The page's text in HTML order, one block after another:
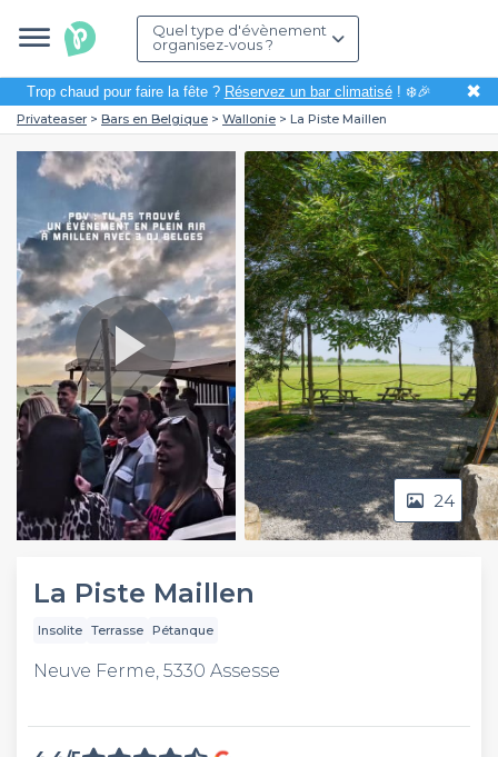
Quel type d'évènement
organisez-vous ?
Trop chaud pour faire la fête ? Réservez un bar climatisé! ❄️🎉 ✖
Privateaser Bars en Belgique Wallonie La Piste Maillen
Play
Video
24
La Piste Maillen
Insolite Terrasse Pétanque
Neuve Ferme, 5330 Assesse